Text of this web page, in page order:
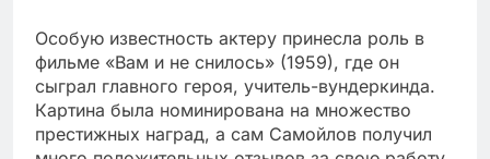
Особую известность актеру принесла роль в
фильме «Вам и не снилось» (1959), где он
сыграл главного героя, учитель-вундеркинда.
Картина была номинирована на множество
престижных наград, а сам Самойлов получил